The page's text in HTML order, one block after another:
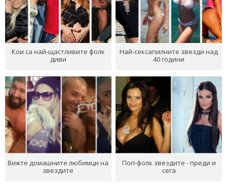
Кои са най-щастливите фолк
диви
Най-сексапилните звезди над
40 години
Вижте домашните любимци на
звездите
Поп-фолк звездите - преди и
сега